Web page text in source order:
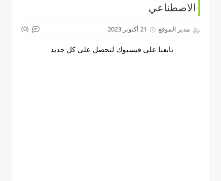
الاصطناعي
مدير الموقع 21 أكتوبر 2023 (0)
تابعنا على فيسبوك لتحصل على كل جديد